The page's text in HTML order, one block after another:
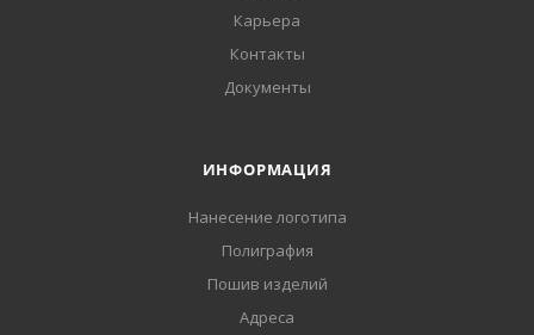
Карьера
Контакты
Документы
ИНФОРМАЦИЯ
Нанесение логотипа
Полиграфия
Пошив изделий
Адреса